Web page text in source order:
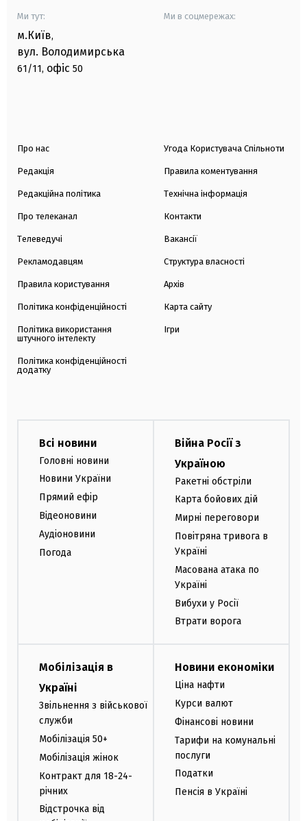
Ми тут:
м.Київ,
вул. Володимирська
61/11, офіс 50
Ми в соцмережах:
Про нас
Редакція
Редакційна політика
Про телеканал
Телеведучі
Рекламодавцям
Правила користування
Політика конфіденційності
Політика використання
штучного інтелекту
Політика конфіденційності
додатку
Угода Користувача Спільноти
Правила коментування
Технічна інформація
Контакти
Вакансії
Структура власності
Архів
Карта сайту
Ігри
Всі новини
Головні новини
Новини України
Прямий ефір
Відеоновини
Аудіоновини
Погода
Війна Росії з
Україною
Ракетні обстріли
Карта бойових дій
Мирні переговори
Повітряна тривога в
Україні
Масована атака по
Україні
Вибухи у Росії
Втрати ворога
Мобілізація в
Україні
Звільнення з військової
служби
Мобілізація 50+
Мобілізація жінок
Контракт для 18-24-
річних
Відстрочка від
Новини економіки
Ціна нафти
Курси валют
Фінансові новини
Тарифи на комунальні
послуги
Податки
Пенсія в Україні